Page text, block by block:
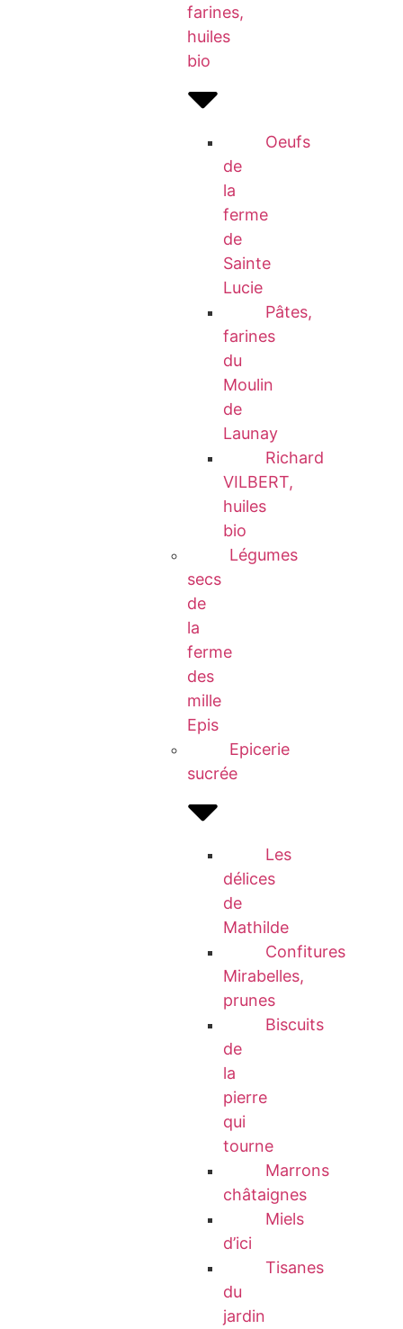
farines,
huiles
bio
Oeufs
de
la
ferme
de
Sainte
Lucie
Pâtes,
farines
du
Moulin
de
Launay
Richard
VILBERT,
huiles
bio
Légumes
secs
de
la
ferme
des
mille
Epis
Epicerie
sucrée
Les
délices
de
Mathilde
Confitures
Mirabelles,
prunes
Biscuits
de
la
pierre
qui
tourne
Marrons
châtaignes
Miels
d’ici
Tisanes
du
jardin